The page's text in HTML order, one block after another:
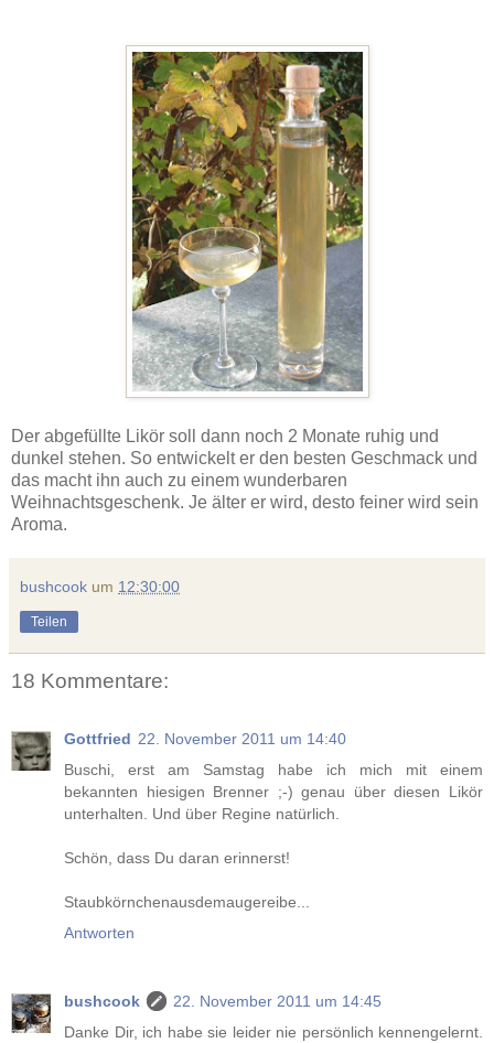
Der abgefüllte Likör soll dann noch 2 Monate ruhig und
dunkel stehen. So entwickelt er den besten Geschmack und
das macht ihn auch zu einem wunderbaren
Weihnachtsgeschenk. Je älter er wird, desto feiner wird sein
Aroma.
bushcook um 12:30:00
Teilen
18 Kommentare:
Gottfried 22. November 2011 um 14:40
Buschi, erst am Samstag habe ich mich mit einem
bekannten hiesigen Brenner ;-) genau über diesen Likör
unterhalten. Und über Regine natürlich.
Schön, dass Du daran erinnerst!
Staubkörnchenausdemaugereibe...
Antworten
bushcook
22. November 2011 um 14:45
Danke Dir, ich habe sie leider nie persönlich kennengelernt.